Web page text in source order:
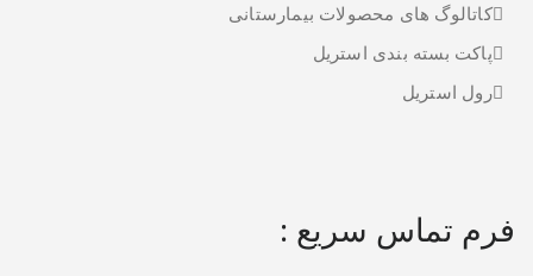
کاتالوگ های محصولات بیمارستانی
پاکت بسته بندی استریل
رول استریل
فرم تماس سریع :